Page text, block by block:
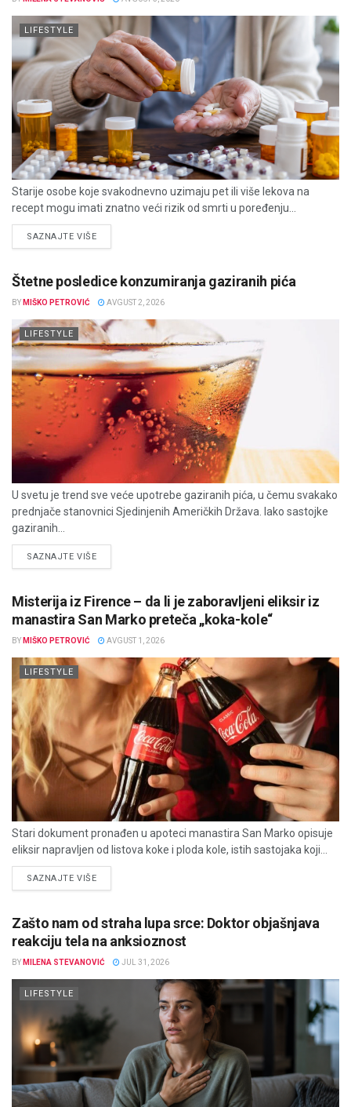
LIFESTYLE
Starije osobe koje svakodnevno uzimaju pet ili više lekova na
recept mogu imati znatno veći rizik od smrti u poređenju...
SAZNAJTE VIŠEDETAILS
Štetne posledice konzumiranja gaziranih pića
BY MIŠKO PETROVIĆ AVGUST 2, 2026
LIFESTYLE
U svetu je trend sve veće upotrebe gaziranih pića, u čemu svakako
prednjače stanovnici Sjedinjenih Američkih Država. Iako sastojke
gaziranih...
SAZNAJTE VIŠEDETAILS
Misterija iz Firence – da li je zaboravljeni eliksir iz
manastira San Marko preteča „koka-kole“
BY MIŠKO PETROVIĆ AVGUST 1, 2026
LIFESTYLE
Stari dokument pronađen u apoteci manastira San Marko opisuje
eliksir napravljen od listova koke i ploda kole, istih sastojaka koji...
SAZNAJTE VIŠEDETAILS
Zašto nam od straha lupa srce: Doktor objašnjava
reakciju tela na anksioznost
BY MILENA STEVANOVIĆ JUL 31, 2026
LIFESTYLE